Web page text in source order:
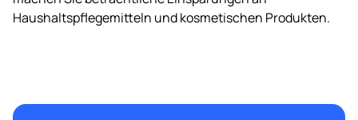
Haushaltspflegemitteln und kosmetischen Produkten.